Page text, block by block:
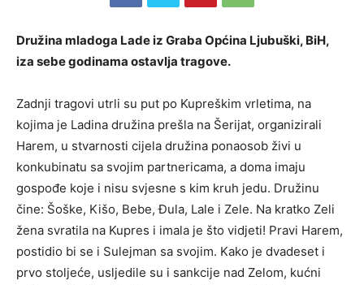
Družina mladoga Lade iz Graba Općina Ljubuški, BiH,
iza sebe godinama ostavlja tragove.
Zadnji tragovi utrli su put po Kupreškim vrletima, na
kojima je Ladina družina prešla na Šerijat, organizirali
Harem, u stvarnosti cijela družina ponaosob živi u
konkubinatu sa svojim partnericama, a doma imaju
gospođe koje i nisu svjesne s kim kruh jedu. Družinu
čine: Šoške, Kišo, Bebe, Đula, Lale i Zele. Na kratko Zeli
žena svratila na Kupres i imala je što vidjeti! Pravi Harem,
postidio bi se i Sulejman sa svojim. Kako je dvadeset i
prvo stoljeće, usljedile su i sankcije nad Zelom, kućni